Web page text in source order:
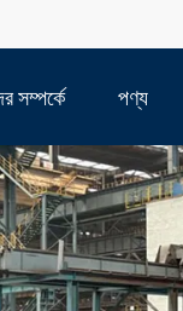
সম্পর্কে পণ্য